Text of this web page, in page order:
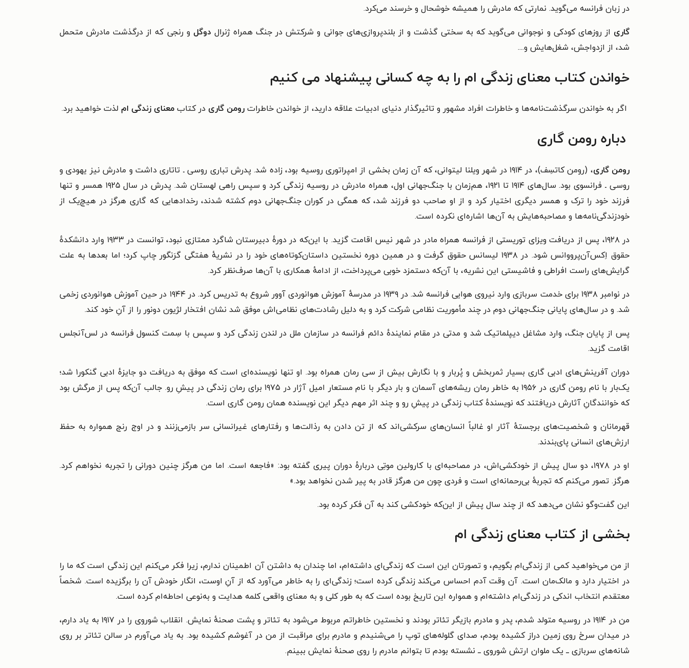
در زبان فرانسه می‌گوید. نمارتی که مادرش را همیشه خوشحال و خرسند می‌کرد.
گاری از روزهای کودکی و نوجوانی می‌گوید که به سختی گذشت و از بلندپروازی‌های جوانی و شرکتش در جنگ همراه ژنرال دوگل و رنجی که از درگذشت مادرش متحمل
شد، از ازدواجش، شغل‌هایش و....
خواندن کتاب معنای زندگی ام را به چه کسانی پیشنهاد می کنیم
اگر به خواندن سرگذشت‌نامه‌ها و خاطرات افراد مشهور و تاثیرگذار دنیای ادبیات علاقه دارید، از خواندن خاطرات رومن گاری در کتاب معنای زندگی ام لذت خواهید برد.
دباره رومن گاری
رومن گاری
، (رومن کاتسِف)، در ۱۹۱۴ در شهر ویلنا لیتوانی، که آن زمان بخشی از امپراتوری روسیه بود، زاده شد. پدرش تباری روسی ـ تاتاری داشت و مادرش نیز یهودی و
روسی ـ فرانسوی بود. سال‌های ۱۹۱۴ تا ۱۹۲۱، هم‌زمان با جنگ‌جهانی اول، همراه مادرش در روسیه زندگی کرد و سپس راهی لهستان شد. پدرش در سال ۱۹۲۵ همسر و تنها
فرزند خود را ترک و همسر دیگری اختیار کرد و از او صاحب دو فرزند شد، که همگی در کوران جنگ‌جهانی دوم کشته شدند، رخدادهایی که گاری هرگز در هیچ‌یک از
خودزندگی‌نامه‌ها و مصاحبه‌هایش به آن‌ها اشاره‌ای نکرده است.
در ۱۹۲۸، پس از دریافت ویزای توریستی از فرانسه همراه مادر در شهر نیس اقامت گزید. با این‌که در دورهٔ دبیرستان شاگرد ممتازی نبود، توانست در ۱۹۳۳ وارد دانشکدهٔ
حقوق اِکس‌آن‌پرووانس شود. در ۱۹۳۸ لیسانس حقوق گرفت و در همین دوره نخستین داستان‌کوتاه‌های خود را در نشریهٔ هفتگی گرَنگور چاپ کرد؛ اما بعدها به علت
گرایش‌های راست افراطی و فاشیستی این نشریه، با آن‌که دستمزد خوبی می‌پرداخت، از ادامهٔ همکاری با آن‌ها صرف‌نظر کرد.
در نوامبر ۱۹۳۸ برای خدمت سربازی وارد نیروی هوایی فرانسه شد. در ۱۹۳۹ در مدرسهٔ آموزش هوانوردی آوور شروع به تدریس کرد. در ۱۹۴۴ در حین آموزش هوانوردی زخمی
شد. و در سال‌های پایانی جنگ‌جهانی دوم در چند مأموریت نظامی شرکت کرد و به دلیل رشادت‌های نظامی‌اش موفق شد نشان افتخار لژیون دونور را از آنِ خود کند.
پس از پایان جنگ، وارد مشاغل دیپلماتیک شد و مدتی در مقام نمایندهٔ دائم فرانسه در سازمان ملل در لندن زندگی کرد و سپس با سِمت کنسول فرانسه در لس‌آنجلس
اقامت گزید.
دوران آفرینش‌های ادبی گاری بسیار ثمربخش و پُربار و با نگارش بیش از سی رمان همراه بود. او تنها نویسنده‌ای است که موفق به دریافت دو جایزهٔ ادبی گنکور۱ شد؛
یک‌بار با نام رومن گاری در ۱۹۵۶ به خاطر رمان ریشه‌های آسمان و بار دیگر با نام مستعار امیل آژار در ۱۹۷۵ برای رمان زندگی در پیشِ رو. جالب آن‌که پس از مرگش بود
که خوانندگانِ آثارش دریافتند که نویسندهٔ کتاب زندگی در پیشِ رو و چند اثر مهم دیگر این نویسنده همان رومن گاری است.
قهرمانان و شخصیت‌های برجستهٔ آثار او غالباً انسان‌های سرکشی‌اند که از تن دادن به رذالت‌ها و رفتارهای غیرانسانی سر بازمی‌زنند و در اوج رنج همواره به حفظ
ارزش‌های انسانی پای‌بندند.
او در ۱۹۷۸، دو سال پیش از خودکشی‌اش، در مصاحبه‌ای با کارولین موتِی دربارهٔ دوران پیری گفته بود: «فاجعه است. اما من هرگز چنین دورانی را تجربه نخواهم کرد.
هرگز. تصور می‌کنم که تجربهٔ بی‌رحمانه‌ای است و فردی چون من هرگز قادر به پیر شدن نخواهد بود.»
این گفت‌وگو نشان می‌دهد که از چند سال پیش از این‌که خودکشی کند به آن فکر کرده بود.
بخشی از کتاب معنای زندگی ام
از من می‌خواهید کمی از زندگی‌ام بگویم، و تصورتان این است که زندگی‌ای داشته‌ام، اما چندان به داشتن آن اطمینان ندارم، زیرا فکر می‌کنم این زندگی است که ما را
در اختیار دارد و مالک‌مان است. آن وقت آدم احساس می‌کند زندگی کرده است؛ زندگی‌ای را به خاطر می‌آورد که از آنِ اوست، انگار خودش آن را برگزیده است. شخصاً
معتقدم انتخاب اندکی در زندگی‌ام داشته‌ام و همواره این تاریخ بوده است که به طور کلی و به معنای واقعی کلمه هدایت و به‌نوعی احاطه‌ام کرده است.
من در ۱۹۱۴ در روسیه متولد شدم، پدر و مادرم بازیگر تئاتر بودند و نخستین خاطراتم مربوط می‌شود به تئاتر و پشت صحنهٔ نمایش. انقلاب شوروی را در ۱۹۱۷ به یاد دارم،
در میدان سرخ روی زمین دراز کشیده بودم، صدای گلوله‌های توپ را می‌شنیدم و مادرم برای مراقبت از من در آغوشم کشیده بود. به یاد می‌آورم در سالن تئاتر بر روی
شانه‌های سربازی ــ یک ملوان ارتش شوروی ــ نشسته بودم تا بتوانم مادرم را روی صحنهٔ نمایش ببینم.